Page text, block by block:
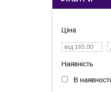
Ціна
Наявність
В наявності